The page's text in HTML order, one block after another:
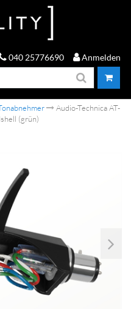
040 25776690 Anmelden
Audio-Technica AT-
(grün)